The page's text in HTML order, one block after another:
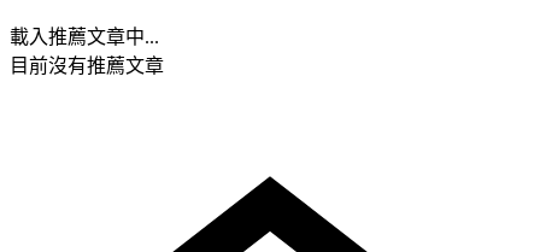
載入推薦文章中...
目前沒有推薦文章